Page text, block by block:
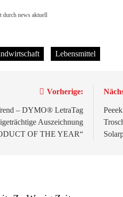
durch news aktuell
Lebensmittel
Vorherige:
– DYMO® LetraTag
Auszeichnung
OF THE YEAR“